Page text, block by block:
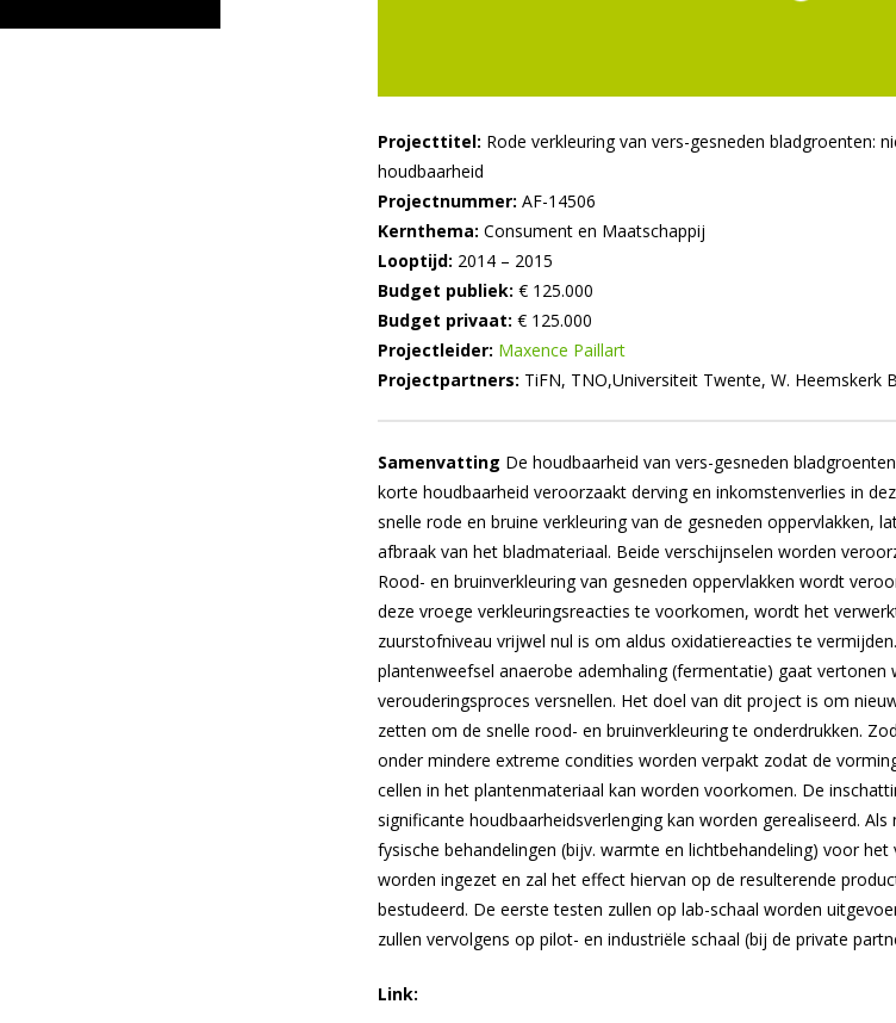
Projecttitel: Rode verkleuring van vers-gesneden bladgroenten:
houdbaarheid
Projectnummer: AF-14506
Kernthema: Consument en Maatschappij
Looptijd: 2014 – 2015
Budget publiek: € 125.000
Budget privaat: € 125.000
Projectleider: Maxence Paillart
Projectpartners: TiFN, TNO,Universiteit Twente, W. Heemskerk
Samenvatting De houdbaarheid van vers-gesneden
korte houdbaarheid veroorzaakt derving en inkomstenverlies in
snelle rode en bruine verkleuring van de gesneden oppervlakken,
afbraak van het bladmateriaal. Beide verschijnselen worden
Rood- en bruinverkleuring van gesneden oppervlakken wordt
deze vroege verkleuringsreacties te voorkomen, wordt het
zuurstofniveau vrijwel nul is om aldus oxidatiereacties te
plantenweefsel anaerobe ademhaling (fermentatie) gaat
verouderingsproces versnellen. Het doel van dit project is om
zetten om de snelle rood- en bruinverkleuring te onderdrukken.
onder mindere extreme condities worden verpakt zodat de
cellen in het plantenmateriaal kan worden voorkomen. De
significante houdbaarheidsverlenging kan worden gerealiseerd.
fysische behandelingen (bijv. warmte en lichtbehandeling) voor
worden ingezet en zal het effect hiervan op de resulterende
bestudeerd. De eerste testen zullen op lab-schaal worden
zullen vervolgens op pilot- en industriële schaal (bij de private
Link: